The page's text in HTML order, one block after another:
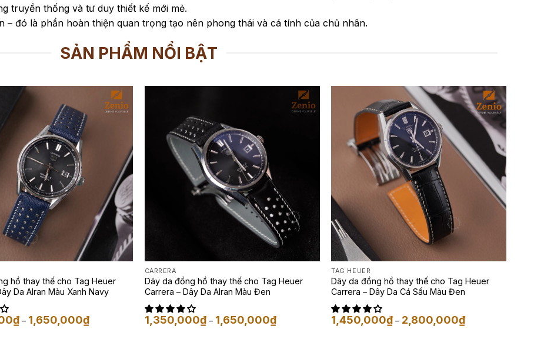
truyền thống và tư duy thiết kế mới mẻ.
đó là phần hoàn thiện quan trọng tạo nên phong thái và cá tính của chủ nhân.
SẢN PHẨM NỔI BẬT
hồ thay thế cho Tag Heuer
Da Alran Màu Xanh Navy
₫ – 1,650,000₫Khoảng
giá:
CARRERA
Dây da đồng hồ thay thế cho Tag Heuer
Carrera – Dây Da Alran Màu Đen
1,350,000₫ – 1,650,000₫Khoảng
giá:
TAG HEUER
Dây da đồng hồ thay thế cho Tag Heuer
Carrera – Dây Da Cá Sấu Màu Đen
1,450,000₫ – 2,800,000₫Khoảng
giá: